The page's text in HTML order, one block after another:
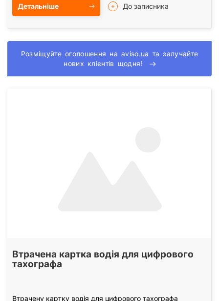
Детальніше До записника
Розміщуйте оголошення на aviso.ua та залучайте
нових клієнтів щодня!
Втрачена картка водія для цифрового
тахографа
Втрачену картку водія для цифрового тахографа